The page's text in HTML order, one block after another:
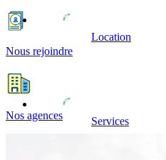
Location
Services
Nous rejoindre
Nos agences